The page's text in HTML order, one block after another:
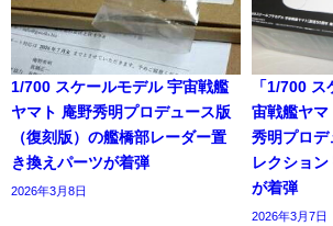
1/700 スケールモデル 宇宙戦艦
ヤマト 庵野秀明プロデュース版
（復刻版）の艦橋部レーダー置
き換えパーツが着弾
2026年3月8日
「1/700
宙戦艦ヤマ
秀明プロデ
レクショ
が着弾
2026年3月7日